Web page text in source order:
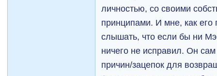
личностью, со своими
принципами. И мне, как его
слышать, что если бы ни
ничего не исправил. Он
причин/зацепок для